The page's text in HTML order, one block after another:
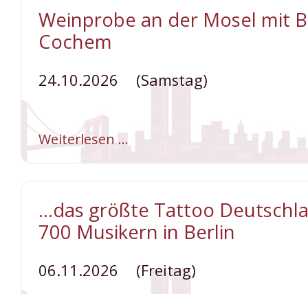
Weinprobe an der Mosel mit
Cochem
24.10.2026 (Samstag)
Weiterlesen … Weinprobe
an
mit
von
Cochem
...das größte Tattoo
700 Musikern in Berlin
06.11.2026 (Freitag)